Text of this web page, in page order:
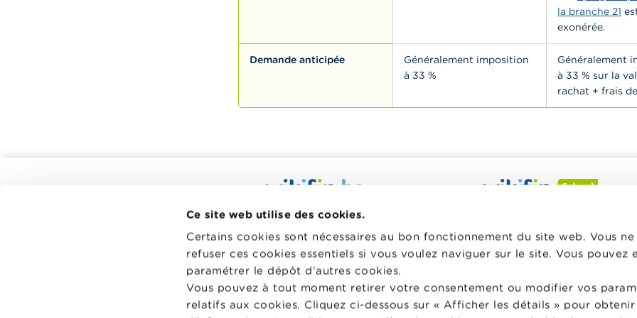
Ce site web utilise des cookies.
Certains cookies sont nécessaires au bon fonctionnement du site web. Vous
refuser ces cookies essentiels si vous voulez naviguer sur le site. Vous pouvez
paramétrer le dépôt d’autres cookies.
Vous pouvez à tout moment retirer votre consentement ou modifier vos
relatifs aux cookies. Cliquez ci-dessous sur « Afficher les détails » pour
la branche 21
exonérée.
Demande anticipée
Généralement imposition
à 33 %
Généralement
à 33 % sur la
rachat + frais
Pension et préparation de la retraite
Wikifin.be veut vous aider dans vos
à votre disposition une information
indépendante, fiable et pratique. Il est
sans aucun lien avec les acteurs
financiers privés.
En savoir plus sur Wikifin
pédagogique varié et des
les aider à faire de l’éducation
classe.
Vers Wikifin School